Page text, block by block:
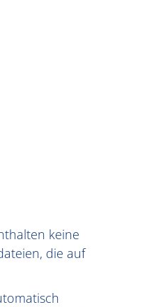
keine
die auf